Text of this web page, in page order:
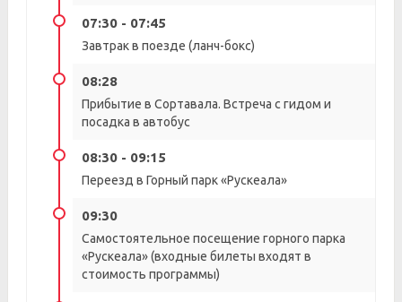
07:30 - 07:45
Завтрак в поезде (ланч-бокс)
08:28
Прибытие в Сортавала. Встреча с гидом и
посадка в автобус
08:30 - 09:15
Переезд в Горный парк «Рускеала»
09:30
Самостоятельное посещение горного парка
«Рускеала» (входные билеты входят в
стоимость программы)